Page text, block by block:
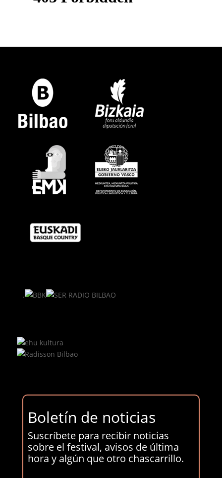
.
Boletín de noticias
Suscríbete para recibir noticias
sobre el festival, avisos de última
hora y algún que otro chascarrillo.